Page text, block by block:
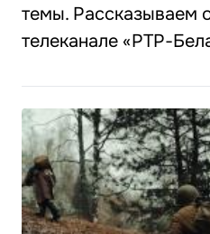
темы. Рассказываем
телеканале «РТР-